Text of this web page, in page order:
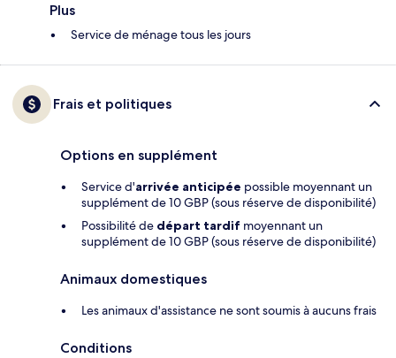
Plus
Service de ménage tous les jours
Frais et politiques
Options en supplément
Service d'arrivée anticipée possible moyennant un
supplément de 10 GBP (sous réserve de disponibilité)
Possibilité de départ tardif moyennant un
supplément de 10 GBP (sous réserve de disponibilité)
Animaux domestiques
Les animaux d'assistance ne sont soumis à aucuns frais
Conditions